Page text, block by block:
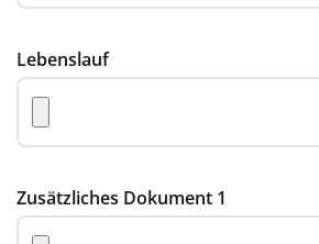
Lebenslauf
Zusätzliches Dokument 1